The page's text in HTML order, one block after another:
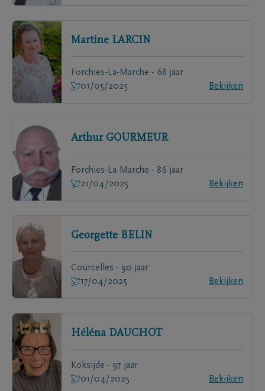
Martine LARCIN
Forchies-La-Marche - 68 jaar
01/05/2025
Bekijken
Arthur GOURMEUR
Forchies-La-Marche - 86 jaar
21/04/2025
Bekijken
Georgette BELIN
Courcelles - 90 jaar
17/04/2025
Bekijken
Héléna DAUCHOT
Koksijde - 97 jaar
01/04/2025
Bekijken